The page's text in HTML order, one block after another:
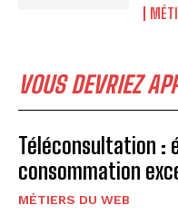
VOUS DEVRIEZ
Téléconsultation :
consommation
MÉTIERS DU WEB